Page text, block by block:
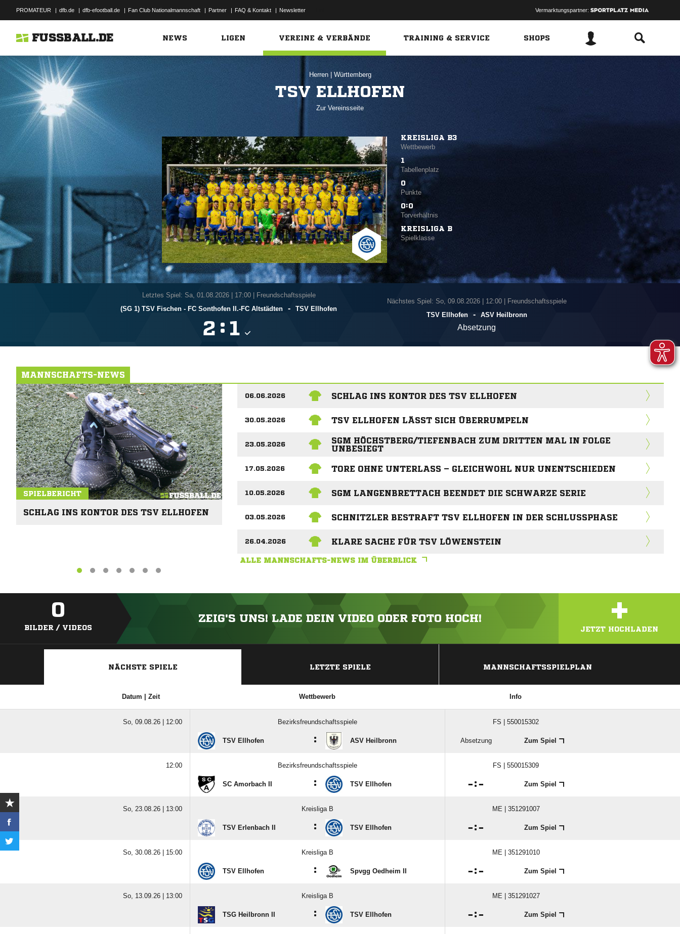
PROMATEUR | dfb.de | dfb-efootball.de | Fan Club Nationalmannschaft | Partner | FAQ & Kontakt | Newsletter Vermarktungspartner:
FUSSBALL.DE NEWS LIGEN VEREINE & VERBÄNDE TRAINING & SERVICE SHOPS
Herren Württemberg
TSV ELLHOFEN
Zur Vereinsseite
KREISLIGA B3
Wettbewerb
1
Tabellenplatz
0
Punkte
0:0
Torverhältnis
KREISLIGA B
Spielklasse
Letztes Spiel: Sa, 01.08.2026| 17:00 | Freundschaftsspiele
(SG 1) TSV Fischen - FC Sonthofen II.-FC Altstädten
- TSV Ellhofen
 : 
Nächstes Spiel: So, 09.08.2026| 12:00 | Freundschaftsspiele
TSV Ellhofen
- ASV Heilbronn
Absetzung
MANNSCHAFTS-NEWS
SPIELBERICHT
SCHLAG INS KONTOR DES TSV ELLHOFEN
06.06.2026 SCHLAG INS KONTOR DES TSV ELLHOFEN
30.05.2026 TSV ELLHOFEN LÄSST SICH ÜBERRUMPELN
23.05.2026
SGM HÖCHSTBERG/TIEFENBACH ZUM DRITTEN MAL IN FOLGE
UNBESIEGT
17.05.2026 TORE OHNE UNTERLASS – GLEICHWOHL NUR UNENTSCHIEDEN
10.05.2026 SGM LANGENBRETTACH BEENDET DIE SCHWARZE SERIE
03.05.2026 SCHNITZLER BESTRAFT TSV ELLHOFEN IN DER SCHLUSSPHASE
26.04.2026 KLARE SACHE FÜR TSV LÖWENSTEIN
ALLE MANNSCHAFTS-NEWS IM ÜBERBLICK
0
BILDER / VIDEOS
ZEIG'S UNS! LADE DEIN VIDEO ODER FOTO HOCH! +
JETZT HOCHLADEN
NÄCHSTE SPIELE LETZTE SPIELE MANNSCHAFTSSPIELPLAN
Datum | Zeit Wettbewerb Info
So, 09.08.26 | 12:00 Bezirksfreundschaftsspiele FS | 550015302
TSV Ellhofen : ASV Heilbronn Absetzung Zum Spiel
12:00 Bezirksfreundschaftsspiele FS | 550015309
SC Amorbach II : TSV Ellhofen : Zum Spiel
So, 23.08.26 | 13:00 Kreisliga B ME | 351291007
TSV Erlenbach II : TSV Ellhofen : Zum Spiel
So, 30.08.26 | 15:00 Kreisliga B ME | 351291010
TSV Ellhofen : Spvgg Oedheim II : Zum Spiel
So, 13.09.26 | 13:00 Kreisliga B ME | 351291027
TSG Heilbronn II : TSV Ellhofen : Zum Spiel